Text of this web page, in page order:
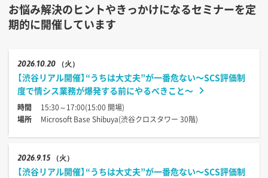
お悩み解決のヒントやきっかけになるセミナーを定
期的に開催しています
202610.20 （火）
【渋谷リアル開催】“うちは大丈夫”が一番危ない〜SCS評価制
度で情シス業務が爆発する前にやるべきこと〜
時間
15:30～17:00(15:00 開場)
場所
Microsoft Base Shibuya(渋谷クロスタワー 30階)
20269.15 （火）
【渋谷リアル開催】“うちは大丈夫”が一番危ない〜SCS評価制